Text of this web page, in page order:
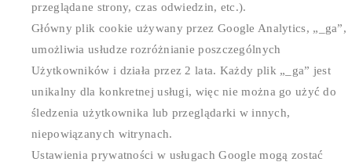
przeglądane strony, czas odwiedzin, etc.).
Główny plik cookie używany przez Google Analytics, „_ga”,
umożliwia usłudze rozróżnianie poszczególnych
Użytkowników i działa przez 2 lata. Każdy plik „_ga” jest
unikalny dla konkretnej usługi, więc nie można go użyć do
śledzenia użytkownika lub przeglądarki w innych,
niepowiązanych witrynach.
Ustawienia prywatności w usługach Google mogą zostać